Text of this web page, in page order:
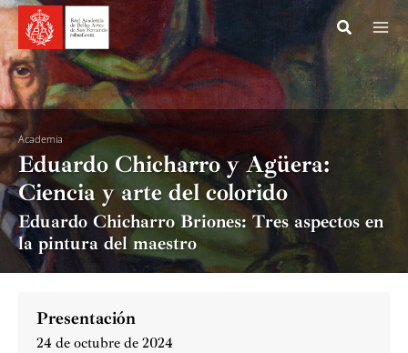
Ir
al
contenido
Academia
Eduardo Chicharro y Agüera:
Ciencia y arte del colorido
Eduardo Chicharro Briones: Tres aspectos en
la pintura del maestro
Presentación
24 de octubre de 2024